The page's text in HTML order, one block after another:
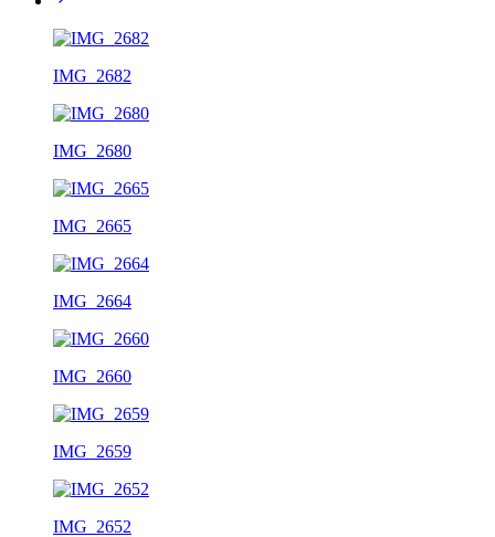
IMG_2682
IMG_2680
IMG_2665
IMG_2664
IMG_2660
IMG_2659
IMG_2652